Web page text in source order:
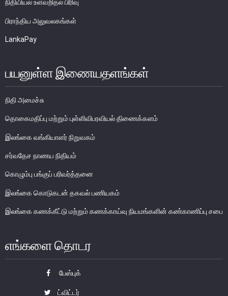
நாணய அருங்காட்சியகம்
சேதமடைந்த நாணயத்தாள்கள் மற்றும்
போலி நாயணத் தாள்கள்
சேதமடைந்த நாணயத்தாள்களினை மாற்றுதல்
நிதியியல் உளவறிதல் பிரிவு
பிராந்திய அலுவலகங்கள்
LankaPay
பயனுள்ள இணையதளங்கள்
நிதி அமைச்சு
தொகைமதிப்பு மற்றும் புள்ளிவிபரவியல் திணைக்களம்
இலங்கை வங்கியாளர் நிறுவகம்
சர்வதேச நாணய நிதியம்
கொழும்பு பங்குப் பரிவர்த்தனை
இலங்கை கொடுகடன் தகவல் பணியகம்
இலங்கை கணக்கீட்டு மற்றும் கணக்காய்வு நியமங்களின் கண்காணிப்பு சபை
எங்களை தொடர
பேஸ்புக்
ட்விட்டர்